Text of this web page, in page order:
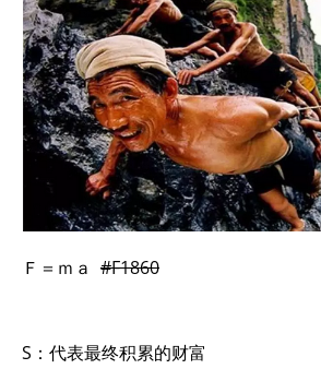
Ｆ＝ｍａ #F1860
S：代表最终积累的财富